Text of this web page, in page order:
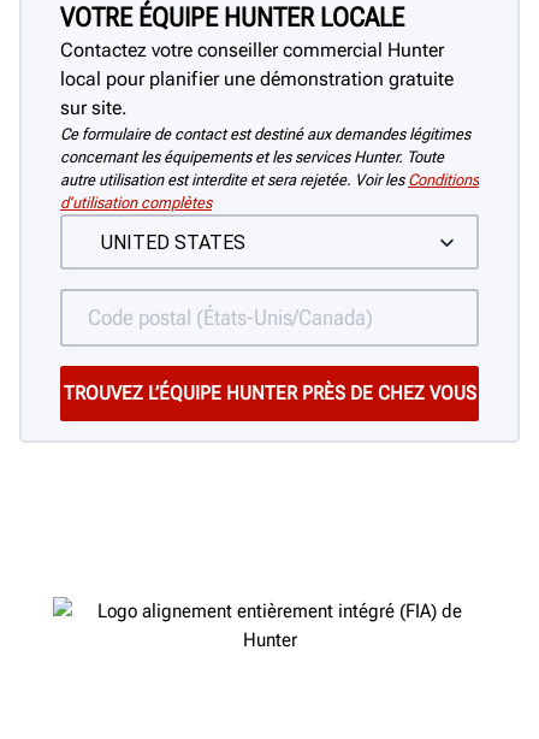
VOTRE ÉQUIPE HUNTER LOCALE
Contactez votre conseiller commercial Hunter
local pour planifier une démonstration gratuite
sur site.
Ce formulaire de contact est destiné aux demandes légitimes
concernant les équipements et les services Hunter. Toute
autre utilisation est interdite et sera rejetée. Voir les Conditions
d’utilisation complètes